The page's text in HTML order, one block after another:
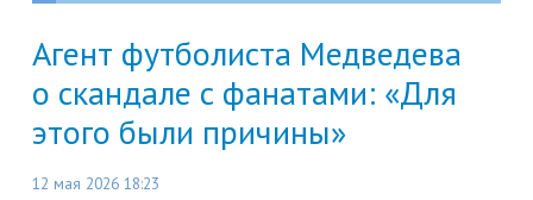
Агент футболиста Медведева
о скандале с фанатами: «Для
этого были причины»
12 мая 2026 18:23